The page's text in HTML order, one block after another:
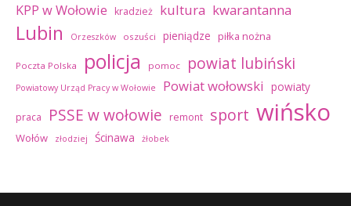
KPP w Wołowie kradzież kultura kwarantanna
Lubin Orzeszków oszuści pieniądze piłka nożna
Poczta Polska policja pomoc powiat lubiński
Powiatowy Urząd Pracy w Wołowie Powiat wołowski powiaty
praca PSSE w wołowie remont sport wińsko
Wołów złodziej Ścinawa żłobek